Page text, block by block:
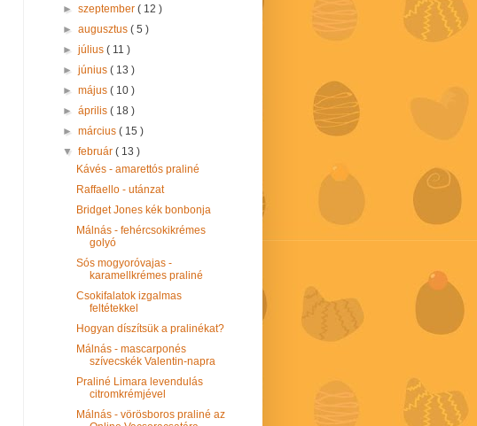
►szeptember( 12 )
►augusztus( 5 )
►július( 11 )
►június( 13 )
►május( 10 )
►április( 18 )
►március( 15 )
▼február( 13 )
Kávés - amarettós praliné
Raffaello - utánzat
Bridget Jones kék bonbonja
Málnás - fehércsokikrémes
golyó
Sós mogyoróvajas -
karamellkrémes praliné
Csokifalatok izgalmas
feltétekkel
Hogyan díszítsük a pralinékat?
Málnás - mascarponés
szívecskék Valentin-napra
Praliné Limara levendulás
citromkrémjével
Málnás - vörösboros praliné az